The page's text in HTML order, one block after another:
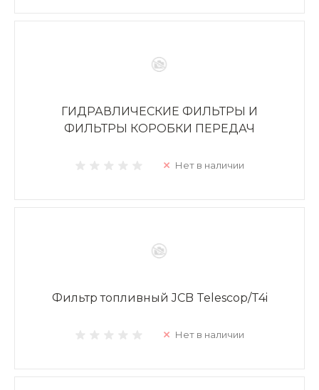
ГИДРАВЛИЧЕСКИЕ ФИЛЬТРЫ И
ФИЛЬТРЫ КОРОБКИ ПЕРЕДАЧ
Нет в наличии
Фильтр топливный JCB Telescop/T4i
Нет в наличии